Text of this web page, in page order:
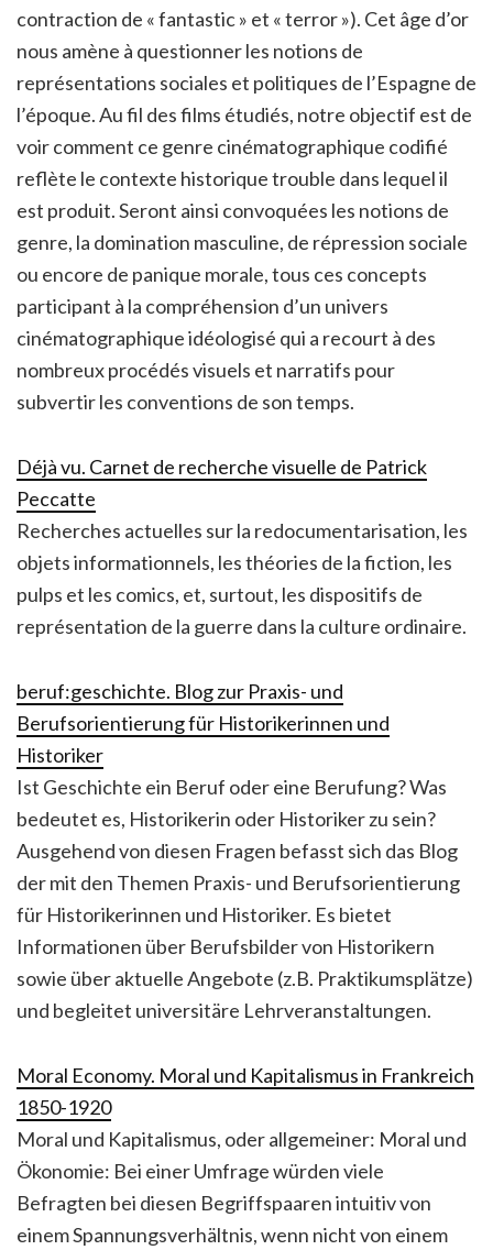
contraction de « fantastic » et « terror »). Cet âge d’or
nous amène à questionner les notions de
représentations sociales et politiques de l’Espagne de
l’époque. Au fil des films étudiés, notre objectif est de
voir comment ce genre cinématographique codifié
reflète le contexte historique trouble dans lequel il
est produit. Seront ainsi convoquées les notions de
genre, la domination masculine, de répression sociale
ou encore de panique morale, tous ces concepts
participant à la compréhension d’un univers
cinématographique idéologisé qui a recourt à des
nombreux procédés visuels et narratifs pour
subvertir les conventions de son temps.
Déjà vu. Carnet de recherche visuelle de Patrick
Peccatte
Recherches actuelles sur la redocumentarisation, les
objets informationnels, les théories de la fiction, les
pulps et les comics, et, surtout, les dispositifs de
représentation de la guerre dans la culture ordinaire.
beruf:geschichte. Blog zur Praxis- und
Berufsorientierung für Historikerinnen und
Historiker
Ist Geschichte ein Beruf oder eine Berufung? Was
bedeutet es, Historikerin oder Historiker zu sein?
Ausgehend von diesen Fragen befasst sich das Blog
der mit den Themen Praxis- und Berufsorientierung
für Historikerinnen und Historiker. Es bietet
Informationen über Berufsbilder von Historikern
sowie über aktuelle Angebote (z.B. Praktikumsplätze)
und begleitet universitäre Lehrveranstaltungen.
Moral Economy. Moral und Kapitalismus in Frankreich
1850-1920
Moral und Kapitalismus, oder allgemeiner: Moral und
Ökonomie: Bei einer Umfrage würden viele
Befragten bei diesen Begriffspaaren intuitiv von
einem Spannungsverhältnis, wenn nicht von einem